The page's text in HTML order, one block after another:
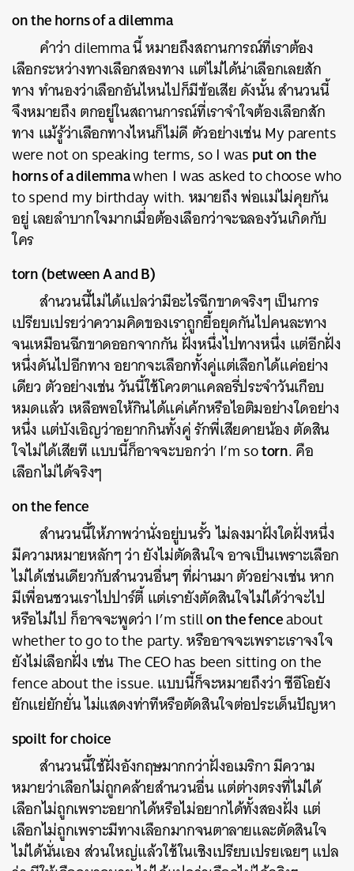
on the horns of a dilemma
คำว่า dilemma นี้ หมายถึงสถานการณ์ที่เราต้อง
เลือกระหว่างทางเลือกสองทาง แต่ไม่ได้น่าเลือกเลยสัก
ทาง ทำนองว่าเลือกอันไหนไปก็มีข้อเสีย ดังนั้น สำนวนนี้
จึงหมายถึง ตกอยู่ในสถานการณ์ที่เราจำใจต้องเลือกสัก
ทาง แม้รู้ว่าเลือกทางไหนก็ไม่ดี ตัวอย่างเช่น My parents
were not on speaking terms, so I wasput on the
horns of a dilemmawhen I was asked to choose who
to spend my birthday with. หมายถึง พ่อแม่ไม่คุยกัน
อยู่ เลยลำบากใจมากเมื่อต้องเลือกว่าจะฉลองวันเกิดกับ
ใคร
torn (between A and B)
สำนวนนี้ไม่ได้แปลว่ามีอะไรฉีกขาดจริงๆ เป็นการ
เปรียบเปรยว่าความคิดของเราถูกยื้อยุดกันไปคนละทาง
จนเหมือนฉีกขาดออกจากกัน ฝั่งหนึ่งไปทางหนึ่ง แต่อีกฝั่ง
หนึ่งดันไปอีกทาง อยากจะเลือกทั้งคู่แต่เลือกได้แค่อย่าง
เดียว ตัวอย่างเช่น วันนี้ใช้โควตาแคลอรี่ประจำวันเกือบ
หมดแล้ว เหลือพอให้กินได้แค่เค้กหรือไอติมอย่างใดอย่าง
หนึ่ง แต่บังเอิญว่าอยากกินทั้งคู่ รักพี่เสียดายน้อง ตัดสิน
ใจไม่ได้เสียที แบบนี้ก็อาจจะบอกว่า I’m sotorn. คือ
เลือกไม่ได้จริงๆ
on the fence
สำนวนนี้ให้ภาพว่านั่งอยู่บนรั้ว ไม่ลงมาฝั่งใดฝั่งหนึ่ง
มีความหมายหลักๆ ว่า ยังไม่ตัดสินใจ อาจเป็นเพราะเลือก
ไม่ได้เช่นเดียวกับสำนวนอื่นๆ ที่ผ่านมา ตัวอย่างเช่น หาก
มีเพื่อนชวนเราไปปาร์ตี้ แต่เรายังตัดสินใจไม่ได้ว่าจะไป
หรือไม่ไป ก็อาจจะพูดว่า I’m stillon the fenceabout
whether to go to the party. หรืออาจจะเพราะเราจงใจ
ยังไม่เลือกฝั่ง เช่น The CEO has been sitting on the
fence about the issue. แบบนี้ก็จะหมายถึงว่า ซีอีโอยัง
ยักแย่ยักยั่น ไม่แสดงท่าทีหรือตัดสินใจต่อประเด็นปัญหา
spoilt for choice
สำนวนนี้ใช้ฝั่งอังกฤษมากกว่าฝั่งอเมริกา มีความ
หมายว่าเลือกไม่ถูกคล้ายสำนวนอื่น แต่ต่างตรงที่ไม่ได้
เลือกไม่ถูกเพราะอยากได้หรือไม่อยากได้ทั้งสองฝั่ง แต่
เลือกไม่ถูกเพราะมีทางเลือกมากจนตาลายและตัดสินใจ
ไม่ได้นั่นเอง ส่วนใหญ่แล้วใช้ในเชิงเปรียบเปรยเฉยๆ แปล